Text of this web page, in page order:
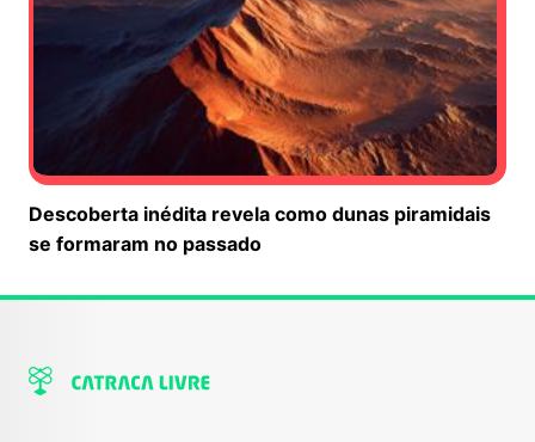
Descoberta inédita revela como dunas piramidais
se formaram no passado